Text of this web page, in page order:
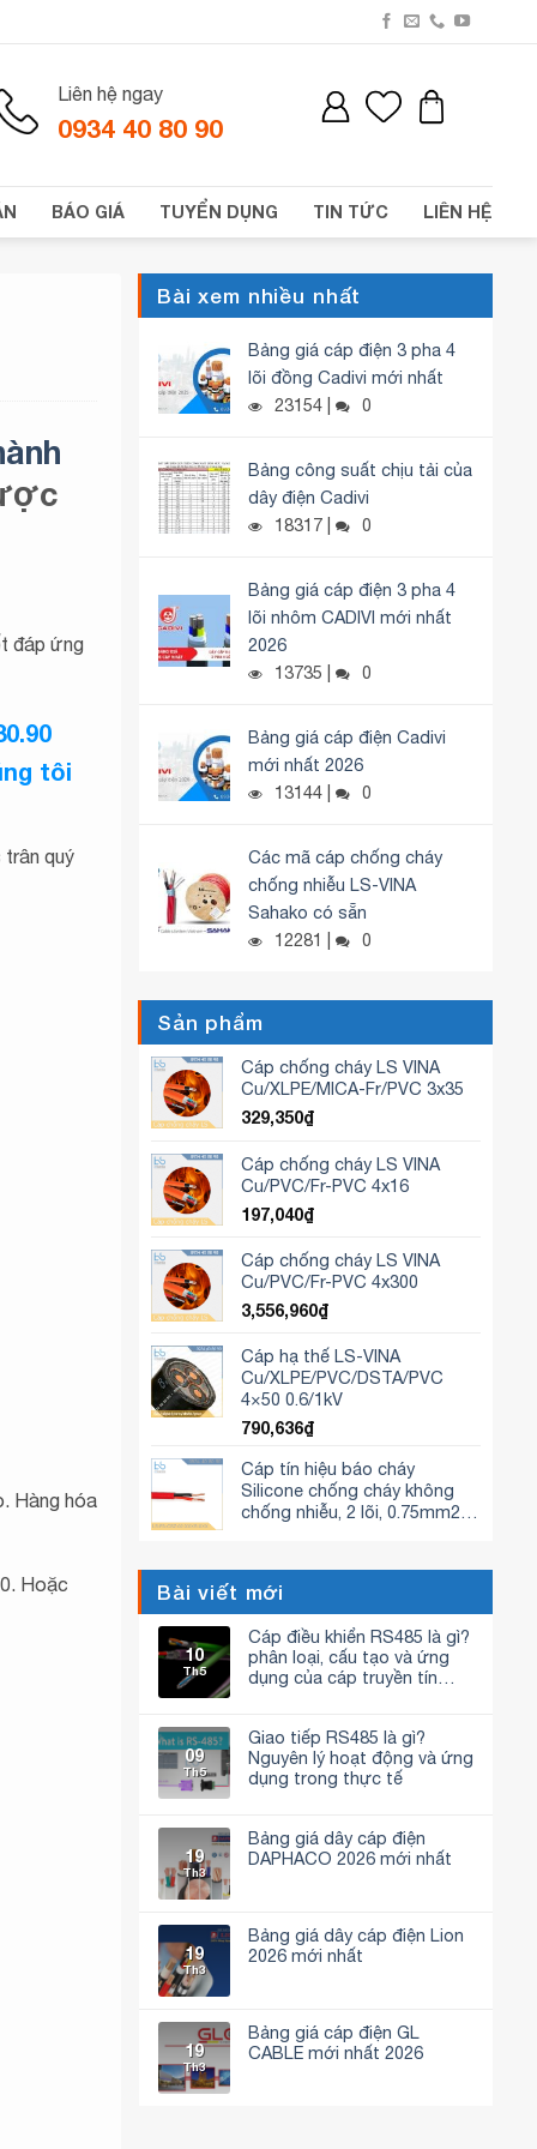
Liên hệ ngay
0934 40 80 90
BÁO GIÁ TUYỂN DỤNG TIN TỨC LIÊN HỆ
đáp ứng
tôi
quý
Hàng hóa
Hoặc
Bài xem nhiều nhất
Bảng giá cáp điện 3 pha 4
lõi đồng Cadivi mới nhất
0
Bảng công suất chịu tải của
dây điện Cadivi
0
Bảng giá cáp điện 3 pha 4
lõi nhôm CADIVI mới nhất
2026
0
Bảng giá cáp điện Cadivi
mới nhất 2026
0
Các mã cáp chống cháy
chống nhiễu LS-VINA
Sahako có sẵn
0
Sản phẩm
Cáp chống cháy LS VINA
Cu/XLPE/MICA-Fr/PVC 3x35
329,350₫
Cáp chống cháy LS VINA
Cu/PVC/Fr-PVC 4x16
197,040₫
Cáp chống cháy LS VINA
Cu/PVC/Fr-PVC 4x300
3,556,960₫
Cáp hạ thế LS-VINA
Cu/XLPE/PVC/DSTA/PVC
4×50 0.6/1kV
790,636₫
Cáp tín hiệu báo cháy
Silicone chống cháy không
chống nhiễu, 2 lõi, 0.75mm2,
Bài viết mới
10
Th5
Cáp điều khiển RS485 là gì?
phân loại, cấu tạo và ứng
dụng của cáp truyền tín
bình
luận
ở
Cáp
điều
là
gì?
phân
ứng
dụng
của
RS485
09
Th5
Giao tiếp RS485 là gì?
Nguyên lý hoạt động và ứng
dụng trong thực tế
bình
luận
ở
gì?
Nguyên
lý
dụng
trong
thực
19
Th3
Bảng giá dây cáp điện
DAPHACO 2026 mới nhất
ở
Bảng
giá
DAPHACO
2026
mới
19
Th3
Bảng giá dây cáp điện Lion
2026 mới nhất
ở
Bảng
giá
19
Th3
Bảng giá cáp điện GL
CABLE mới nhất 2026